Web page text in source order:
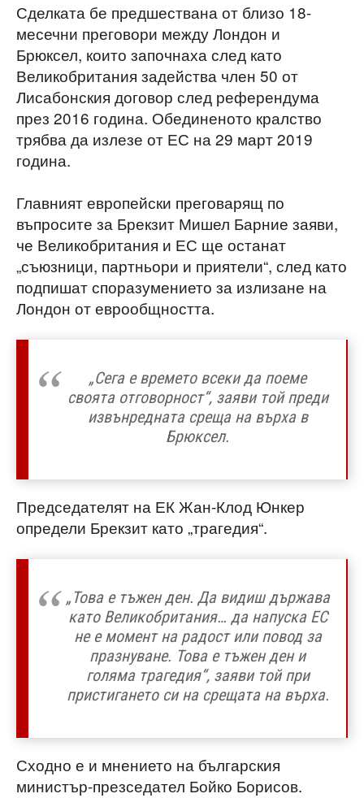
Сделката бе предшествана от близо 18-
месечни преговори между Лондон и
Брюксел, които започнаха след като
Великобритания задейства член 50 от
Лисабонския договор след референдума
през 2016 година. Обединеното кралство
трябва да излезе от ЕС на 29 март 2019
година.
Главният европейски преговарящ по
въпросите за Брекзит Мишел Барние заяви,
че Великобритания и ЕС ще останат
„съюзници, партньори и приятели“, след като
подпишат споразумението за излизане на
Лондон от еврообщността.
„Сега е времето всеки да поеме
своята отговорност“, заяви той преди
извънредната среща на върха в
Брюксел.
Председателят на ЕК Жан-Клод Юнкер
определи Брекзит като „трагедия“.
„Това е тъжен ден. Да видиш държава
като Великобритания… да напуска ЕС
не е момент на радост или повод за
празнуване. Това е тъжен ден и
голяма трагедия“, заяви той при
пристигането си на срещата на върха.
Сходно е и мнението на българския
министър-презседател Бойко Борисов.